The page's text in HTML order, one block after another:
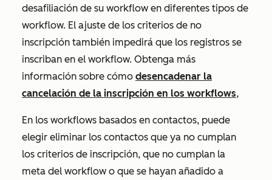
desafiliación de su workflow en diferentes tipos de
workflow. El ajuste de los criterios de no
inscripción también impedirá que los registros se
inscriban en el workflow. Obtenga más
información sobre cómo desencadenar la
cancelación de la inscripción en los workflows,
En los workflows basados en contactos, puede
elegir eliminar los contactos que ya no cumplan
los criterios de inscripción, que no cumplan la
meta del workflow o que se hayan añadido a